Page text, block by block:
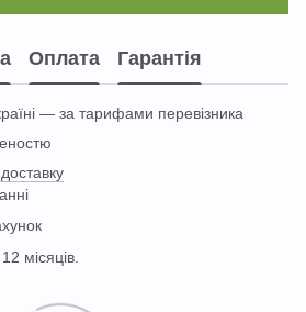
Оплата Гарантія
— за тарифами перевізника
місяців.